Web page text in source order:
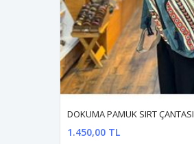
DOKUMA PAMUK SIRT ÇANTASI
1.450,00 TL